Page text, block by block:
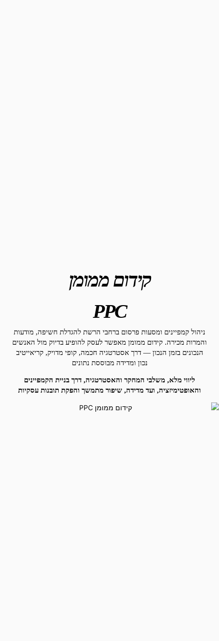
קידום ממומן
PPC
ניהול קמפיינים ומסעות פרסום ברחבי הרשת להגדלת חשיפה, מודעות
והמרות מכירה. קידום ממומן מאפשר לעסק להופיע בדיוק מול האנשים
הנכונים בזמן הנכון — דרך אסטרטגיה חכמה, קופי מדויק, קריאייטיב
נכון ומדידה מבוססת נתונים
ליווי מלא, משלבי המחקר והאסטרטגיה, דרך בניית הקמפיינים
והאופטימיזציה, ועד מדידה, שיפור מתמשך והפקת תובנות עסקיות